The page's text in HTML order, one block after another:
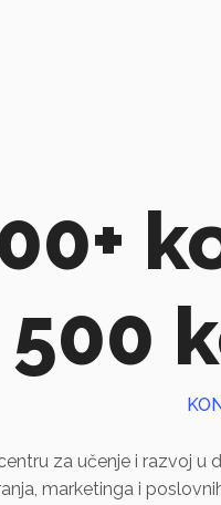
500
za učenje i razvoj
marketinga i